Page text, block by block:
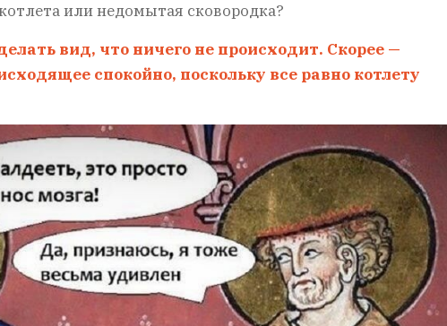
или недомытая сковородка?
вид, что ничего не происходит. Скорее —
спокойно, поскольку все равно котлету